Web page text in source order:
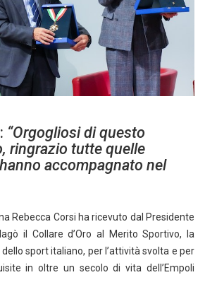
“Orgogliosi di questo
ringrazio tutte quelle
accompagnato nel
Rebecca Corsi ha ricevuto dal Presidente
il Collare d’Oro al Merito Sportivo, la
sport italiano, per l’attività svolta e per
in oltre un secolo di vita dell’Empoli